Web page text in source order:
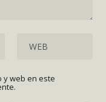
y web en este